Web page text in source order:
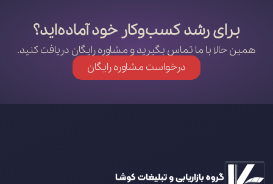
برای رشد کسب‌وکار خود آماده‌اید؟
همین حالا با ما تماس بگیرید و مشاوره رایگان دریافت کنید.
درخواست مشاوره رایگان